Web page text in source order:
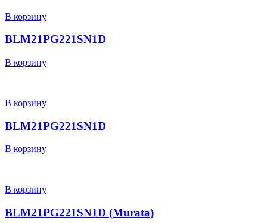
В корзину
BLM21PG221SN1D
В корзину
В корзину
BLM21PG221SN1D
В корзину
В корзину
BLM21PG221SN1D (Murata)